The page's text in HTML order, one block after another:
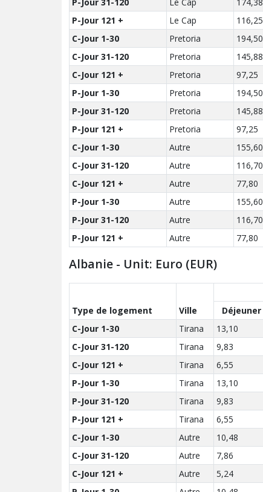
P-Jour 121 +
Le Cap 116,25
C-Jour 1-30
Pretoria 194,50
C-Jour 31-120
Pretoria 145,88
C-Jour 121 +
Pretoria 97,25
P-Jour 1-30
Pretoria 194,50
P-Jour 31-120
Pretoria 145,88
P-Jour 121 +
Pretoria 97,25
C-Jour 1-30
Autre 155,60
C-Jour 31-120
Autre 116,70
C-Jour 121 +
Autre 77,80
P-Jour 1-30
Autre 155,60
P-Jour 31-120
Autre 116,70
P-Jour 121 +
Autre 77,80
Albanie - Unit: Euro (EUR)
Type de logement Ville Déjeuner
C-Jour 1-30
Tirana 13,10
C-Jour 31-120
Tirana 9,83
C-Jour 121 +
Tirana 6,55
P-Jour 1-30
Tirana 13,10
P-Jour 31-120
Tirana 9,83
P-Jour 121 +
Tirana 6,55
C-Jour 1-30
Autre 10,48
C-Jour 31-120
Autre 7,86
C-Jour 121 +
Autre 5,24